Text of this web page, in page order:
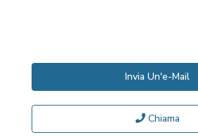
Invia Un'e-Mail
Chiama